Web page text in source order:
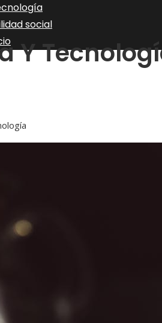
social
Y